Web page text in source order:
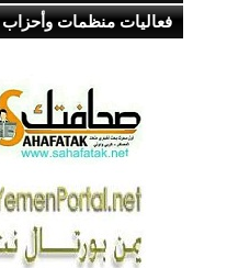
فعاليات منظمات وأحزاب